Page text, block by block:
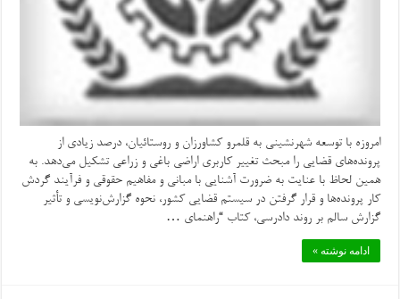
امروزه با توسعه شهرنشینی به قلمرو کشاورزان و روستائیان، درصد زیادی از
پرونده‌های قضایی را مبحث تغییر کاربری اراضی باغی و زراعی تشکیل می‌دهد. به
همین لحاظ با عنایت به ضرورت آشنایی با مبانی و مفاهیم حقوقی و فرآیند گردش
کار پرونده‌ها و قرار گرفتن در سیستم قضایی کشور، نحوه گزارش‌نویسی و تأثیر
گزارش سالم بر روند دادرسی، کتاب “راهنمای …
ادامه نوشته »